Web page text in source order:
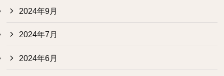
2024年9月
2024年7月
2024年6月